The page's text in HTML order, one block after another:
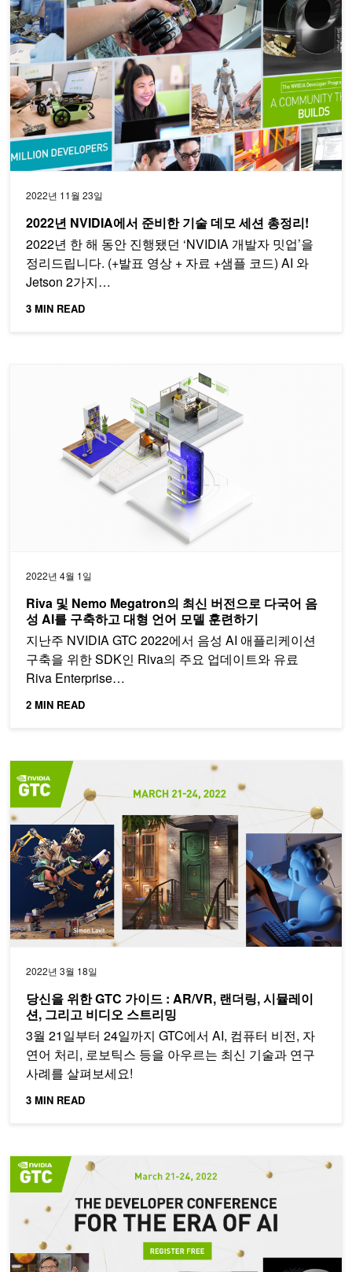
2022년 11월 23일
2022년 NVIDIA에서 준비한 기술 데모 세션 총정리!
2022년 한 해 동안 진행됐던 ‘NVIDIA 개발자 밋업’을
정리드립니다. (+발표 영상 + 자료 +샘플 코드) AI 와
Jetson 2가지…
3 MIN READ
2022년 4월 1일
Riva 및 Nemo Megatron의 최신 버전으로 다국어 음
성 AI를 구축하고 대형 언어 모델 훈련하기
지난주 NVIDIA GTC 2022에서 음성 AI 애플리케이션
구축을 위한 SDK인 Riva의 주요 업데이트와 유료
Riva Enterprise…
2 MIN READ
Riva 및 Nemo Megatron의 최신 버전으로 다국어 음성 AI를 구축
2022년 3월 18일
당신을 위한 GTC 가이드 : AR/VR, 랜더링, 시뮬레이
션, 그리고 비디오 스트리밍
3월 21일부터 24일까지 GTC에서 AI, 컴퓨터 비전, 자
연어 처리, 로보틱스 등을 아우르는 최신 기술과 연구
사례를 살펴보세요!
3 MIN READ
당신을 위한 GTC 가이드 : AR/VR, 랜더링, 시뮬레이션, 그리고 비
당신을 위한 GTC 가이드 : 컴퓨터 비전, NLP, 추천 시스템, 그리고